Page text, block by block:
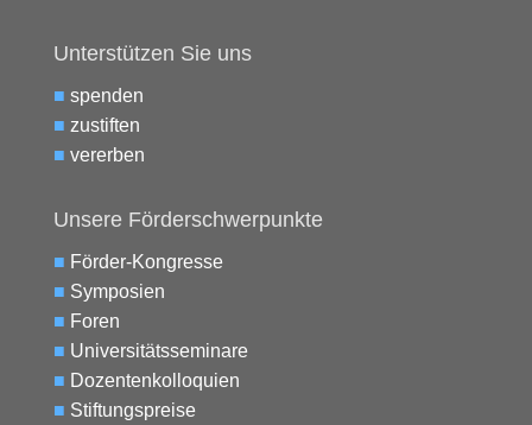
Unterstützen Sie uns
■ spenden
■ zustiften
■ vererben
Unsere Förderschwerpunkte
■ Förder-Kongresse
■ Symposien
■ Foren
■ Universitätsseminare
■ Dozentenkolloquien
■ Stiftungspreise